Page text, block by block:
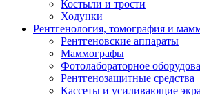
Костыли и трости
Ходунки
Рентгенология, томография и
Рентгеновские аппараты
Маммографы
Фотолабораторное
Рентгенозащитные средства
Кассеты и усиливающие